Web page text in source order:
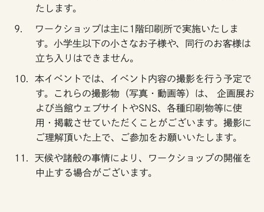
たします。
ワークショップは主に1階印刷所で実施いたしま
す。小学生以下の小さなお子様や、同行のお客様は
立ち入りはできません。
本イベントでは、イベント内容の撮影を行う予定で
す。これらの撮影物（写真・動画等）は、 企画展お
よび当館ウェブサイトやSNS、各種印刷物等に使
用・掲載させていただくことがございます。撮影に
ご理解頂いた上で、ご参加をお願いいたします。
天候や諸般の事情により、ワークショップの開催を
中止する場合がございます。